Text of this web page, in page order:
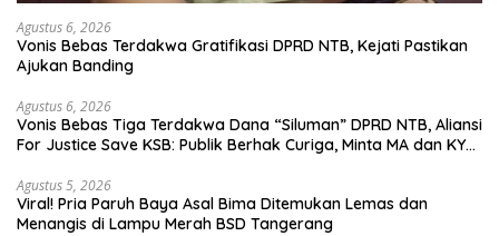
Agustus 6, 2026
Vonis Bebas Terdakwa Gratifikasi DPRD NTB, Kejati Pastikan
Ajukan Banding
Agustus 6, 2026
Vonis Bebas Tiga Terdakwa Dana “Siluman” DPRD NTB, Aliansi
For Justice Save KSB: Publik Berhak Curiga, Minta MA dan KY
Agustus 5, 2026
Viral! Pria Paruh Baya Asal Bima Ditemukan Lemas dan
Menangis di Lampu Merah BSD Tangerang